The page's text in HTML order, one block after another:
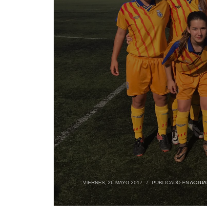
VIERNES, 26 MAYO 2017 / PUBLICADO EN